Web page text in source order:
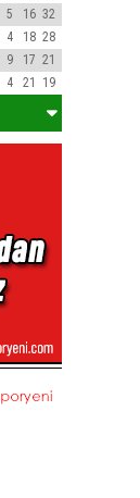
5 16 32
4 18 28
9 17 21
4 21 19